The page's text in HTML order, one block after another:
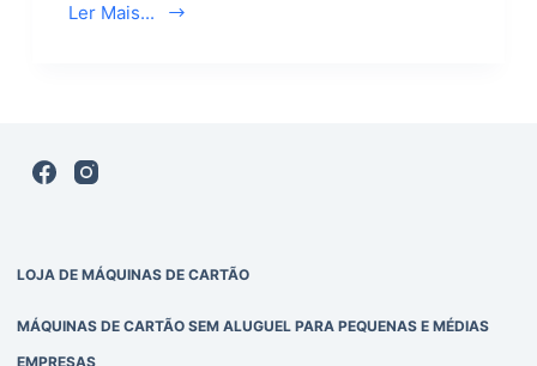
Ler Mais...
LOJA DE MÁQUINAS DE CARTÃO
MÁQUINAS DE CARTÃO SEM ALUGUEL PARA PEQUENAS E MÉDIAS
EMPRESAS